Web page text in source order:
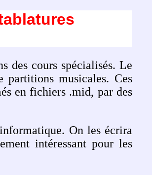
des cours spécialisés. Le
partitions musicales. Ces
en fichiers .mid, par des
On les écrira
intéressant pour les